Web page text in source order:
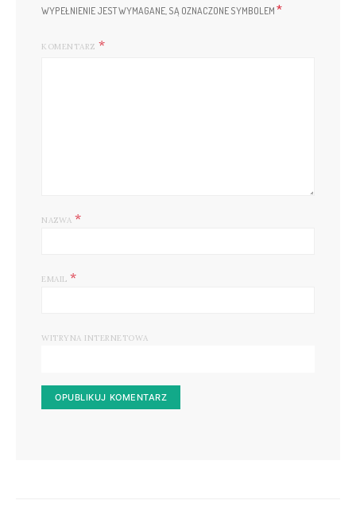
WYPEŁNIENIE JEST WYMAGANE, SĄ OZNACZONE SYMBOLEM *
KOMENTARZ
NAZWA *
EMAIL *
WITRYNA INTERNETOWA